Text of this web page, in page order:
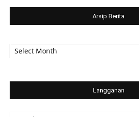
Arsip Berita
Arsip
Berita
Langganan